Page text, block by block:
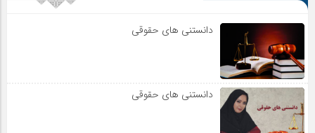
دانستنی های حقوقی
دانستنی های حقوقی